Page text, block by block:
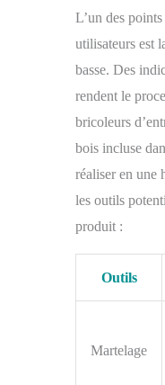
L’un des
utilisateurs est
basse. Des
rendent le
bricoleurs
bois incluse
réaliser en une
les outils
produit :
Outils
Martelage